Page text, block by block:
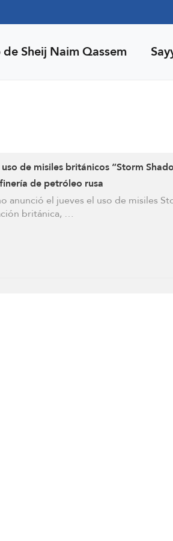
Sheij Naim Qassem
de misiles británicos “Storm
de petróleo rusa
anunció el jueves el uso de misiles
británica, …